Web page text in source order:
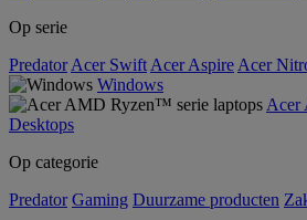
Op serie
Predator Acer Swift Acer Aspire Acer
Windows
Acer
Desktops
Op categorie
Predator Gaming Duurzame producten